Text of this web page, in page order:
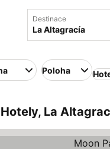
Destinace
Poloha
Hotely, La